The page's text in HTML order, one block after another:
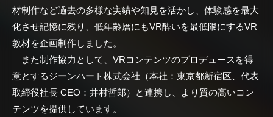
材制作など過去の多様な実績や知見を活かし、体験感を最大
化させ記憶に残り、低年齢層にもVR酔いを最低限にするVR
教材を企画制作しました。
また制作協力として、VRコンテンツのプロデュースを得
意とするジーンハート株式会社（本社：東京都新宿区、代表
取締役社長 CEO：井村哲郎）と連携し、より質の高いコン
テンツを提供しています。